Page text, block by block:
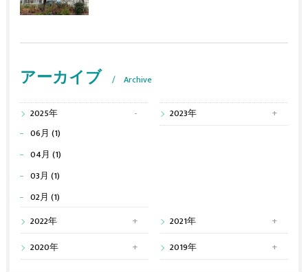
アーカイブ Archive
2025年
06月 (1)
04月 (1)
03月 (1)
02月 (1)
2023年
2022年
2021年
2020年
2019年